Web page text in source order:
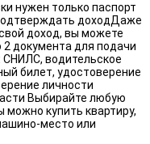
нужен только паспорт
доходДаже
доход, вы можете
документа для подачи
СНИЛС, водительское
билет, удостоверение
личности
Выбирайте любую
купить квартиру,
место или